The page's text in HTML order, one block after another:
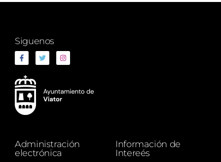
Siguenos
Administración
electrónica
Información de
Intereés